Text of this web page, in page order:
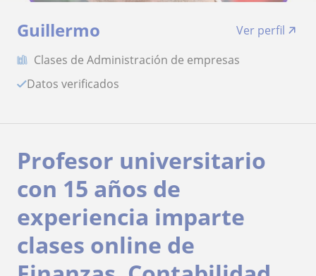
Guillermo
Ver perfil
Clases de Administración de empresas
Datos verificados
Profesor universitario
con 15 años de
experiencia imparte
clases online de